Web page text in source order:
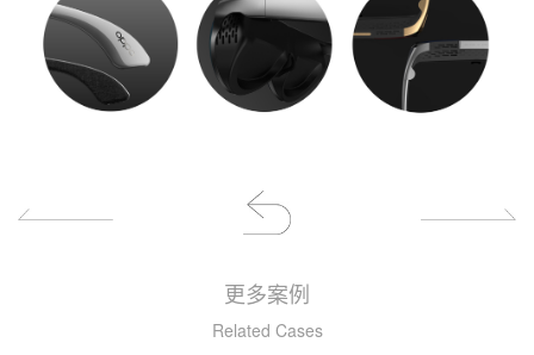
更多案例
Related Cases